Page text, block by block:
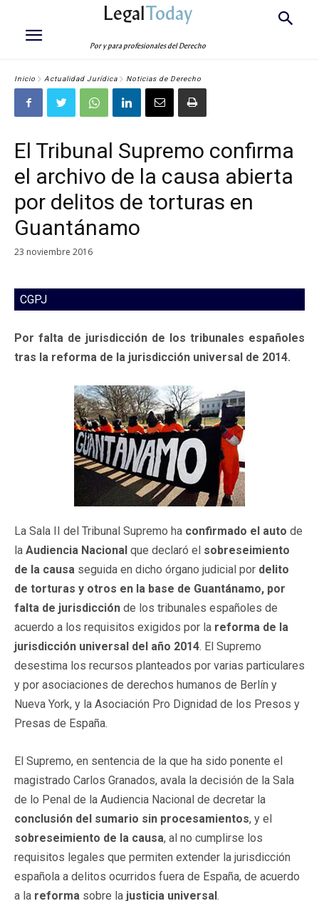
LegalToday
Por y para profesionales del Derecho
Inicio Actualidad Jurídica Noticias de Derecho
El Tribunal Supremo confirma
el archivo de la causa abierta
por delitos de torturas en
Guantánamo
23 noviembre 2016
CGPJ
Por falta de jurisdicción de los tribunales españoles
tras la reforma de la jurisdicción universal de 2014.
La Sala II del Tribunal Supremo ha confirmado el auto de
la Audiencia Nacional que declaró el sobreseimiento
de la causa seguida en dicho órgano judicial por delito
de torturas y otros en la base de Guantánamo, por
falta de jurisdicción de los tribunales españoles de
acuerdo a los requisitos exigidos por la reforma de la
jurisdicción universal del año 2014. El Supremo
desestima los recursos planteados por varias particulares
y por asociaciones de derechos humanos de Berlín y
Nueva York, y la Asociación Pro Dignidad de los Presos y
Presas de España.
El Supremo, en sentencia de la que ha sido ponente el
magistrado Carlos Granados, avala la decisión de la Sala
de lo Penal de la Audiencia Nacional de decretar la
conclusión del sumario sin procesamientos, y el
sobreseimiento de la causa, al no cumplirse los
requisitos legales que permiten extender la jurisdicción
española a delitos ocurridos fuera de España, de acuerdo
a la reforma sobre la justicia universal.